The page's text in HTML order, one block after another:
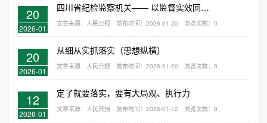
20
2026-01
四川省纪检监察机关—— 以监督实效回报群众信任（前沿观察）
文章来源：人民日报 发布时间：2026-01-20 浏览次数： 0
20
2026-01
从细从实抓落实（思想纵横）
文章来源：人民日报 发布时间：2026-01-20 浏览次数： 0
12
2026-01
定了就要落实，要有大局观、执行力
文章来源：人民日报 发布时间：2026-01-12 浏览次数： 0